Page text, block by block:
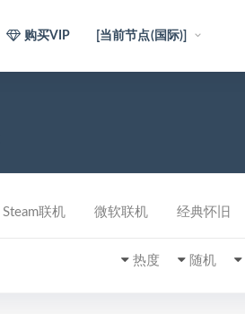
购买VIP [当前节点(国际)]
Steam联机 微软联机 经典怀旧
随机
热度